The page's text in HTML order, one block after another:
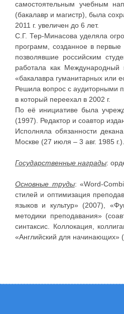
самостоятельным учебным
(бакалавр и магистр), была
2011 г. увеличен до 6 лет.
С.Г. Тер-Минасова уделяла
программ, созданное в первые
позволявшие российским
работала как
«бакалавра гуманитарных или
Решила вопрос с аудиторными
в который переехал в 2002 г.
По её инициативе была
(1997). Редактор и соавтор
Исполняла обязанности
Москве (27 июля – 3 авг. 1985 г.).
Государственные награды:
Основные труды: «Word-
стилей и оптимизация
языков и культур» (2007),
методики преподавания»
синтаксис. Коллокация,
«Английский для начинающих»